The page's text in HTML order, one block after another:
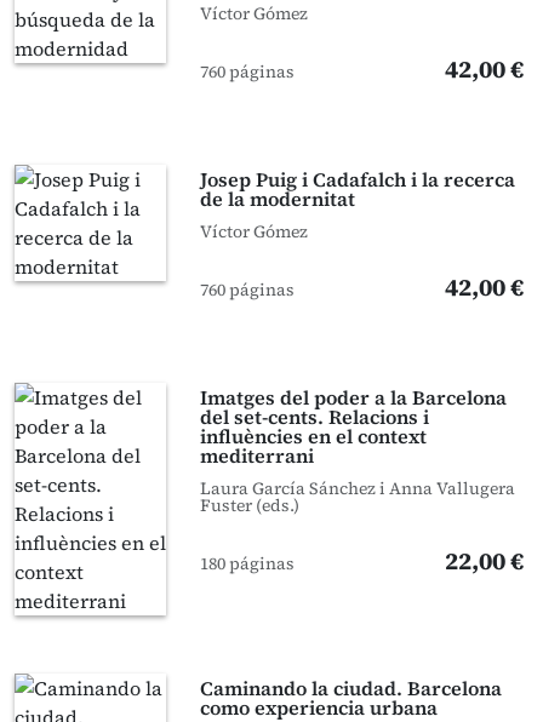
Víctor Gómez
760 páginas 42,00 €
Josep Puig i Cadafalch i la recerca
de la modernitat
Víctor Gómez
760 páginas 42,00 €
Imatges del poder a la Barcelona
del set-cents. Relacions i
influències en el context
mediterrani
Laura García Sánchez i Anna Vallugera
Fuster (eds.)
180 páginas 22,00 €
Caminando la ciudad. Barcelona
como experiencia urbana